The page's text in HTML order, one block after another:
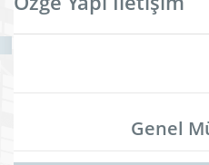
Genel